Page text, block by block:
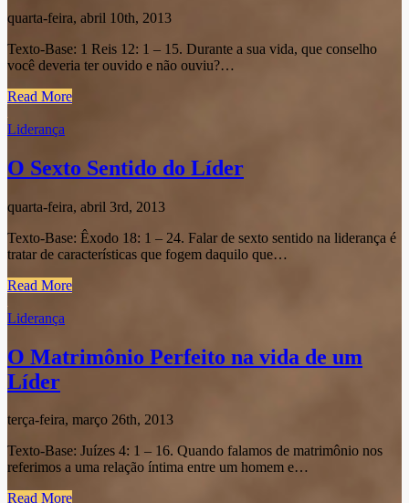
quarta-feira, abril 10th, 2013
Texto-Base: 1 Reis 12: 1 – 15. Durante a sua vida, que conselho
você deveria ter ouvido e não ouviu?…
Read More
Liderança
O Sexto Sentido do Líder
quarta-feira, abril 3rd, 2013
Texto-Base: Êxodo 18: 1 – 24. Falar de sexto sentido na liderança é
tratar de características que fogem daquilo que…
Read More
Liderança
O Matrimônio Perfeito na vida de um
Líder
terça-feira, março 26th, 2013
Texto-Base: Juízes 4: 1 – 16. Quando falamos de matrimônio nos
referimos a uma relação íntima entre um homem e…
Read More